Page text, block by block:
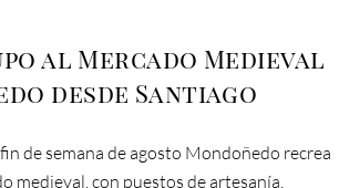
al Mercado Medieval
desde Santiago
de semana de agosto Mondoñedo recrea
medieval, con puestos de artesanía,